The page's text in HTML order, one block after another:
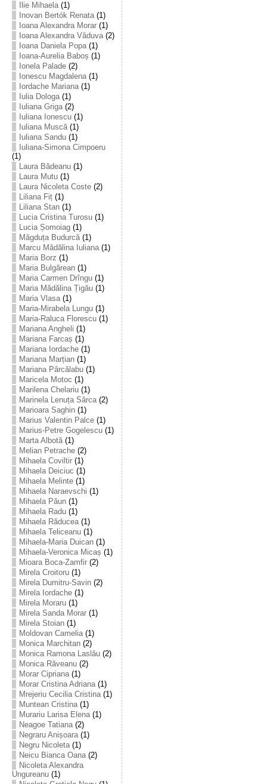
Ilie Mihaela(1)
Inovan Bertók Renata(1)
Ioana Alexandra Morar(1)
Ioana Alexandra Văduva(2)
Ioana Daniela Popa(1)
Ioana-Aurelia Baboș (1)
Ionela Palade(2)
Ionescu Magdalena(1)
Iordache Mariana(1)
Iulia Dologa(1)
Iuliana Griga(2)
Iuliana Ionescu(1)
Iuliana Muscă(1)
Iuliana Sandu(1)
Iuliana-Simona Cimpoeru
(1)
Laura Bădeanu(1)
Laura Mutu(1)
Laura Nicoleta Coste(2)
Liliana Fiț(1)
Liliana Stan(1)
Lucia Cristina Turosu(1)
Lucia Șomoiag(1)
Măgduța Budurcă(1)
Marcu Mădălina Iuliana(1)
Maria Borz (1)
Maria Bulgărean(1)
Maria Carmen Drîngu(1)
Maria Mădălina Țigău(1)
Maria Vlasa(1)
Maria-Mirabela Lungu(1)
Maria-Raluca Florescu(1)
Mariana Angheli (1)
Mariana Farcaș (1)
Mariana Iordache(1)
Mariana Marțian(1)
Mariana Pârcălabu(1)
Maricela Motoc (1)
Marilena Chelariu(1)
Marinela Lenuța Sârca(2)
Marioara Saghin(1)
Marius Valentin Palce(1)
Marius-Petre Gogelescu(1)
Marta Albotă(1)
Melian Petrache(2)
Mihaela Coviltir(1)
Mihaela Deiciuc (1)
Mihaela Melinte(1)
Mihaela Naraevschi (1)
Mihaela Păun(1)
Mihaela Radu(1)
Mihaela Răducea(1)
Mihaela Teliceanu(1)
Mihaela-Maria Duican(1)
Mihaela-Veronica Micaș (1)
Mioara Boca-Zamfir(2)
Mirela Croitoru(1)
Mirela Dumitru-Savin(2)
Mirela Iordache(1)
Mirela Moraru(1)
Mirela Sanda Morar(1)
Mirela Stoian(1)
Moldovan Camelia(1)
Monica Marchitan(2)
Monica Ramona Laslău(2)
Monica Răveanu(2)
Morar Cipriana(1)
Morar Cristina Adriana(1)
Mrejeriu Cecilia Cristina(1)
Muntean Cristina(1)
Murariu Larisa Elena(1)
Neagoe Tatiana(2)
Negraru Anișoara(1)
Negru Nicoleta(1)
Neicu Bianca Oana(2)
Nicoleta Alexandra
Ungureanu(1)